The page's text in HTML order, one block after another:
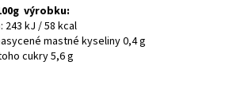
výrobku:
kJ / 58 kcal
mastné kyseliny 0,4 g
cukry 5,6 g